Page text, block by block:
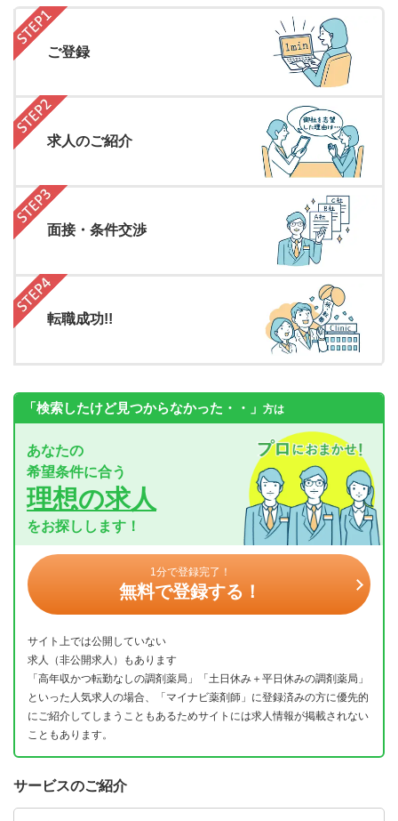
ご登録
求人のご紹介
面接・条件交渉
転職成功!!
「検索したけど見つからなかった・・」 方は
あなたの
希望条件に合う
理想の求人
をお探しします！
1分で登録完了！
無料で登録する！
サイト上では公開していない
求人（非公開求人）もあります
「高年収かつ転勤なしの調剤薬局」「土日休み＋平日休みの調剤薬局」
といった人気求人の場合、「マイナビ薬剤師」に登録済みの方に優先的
にご紹介してしまうこともあるためサイトには求人情報が掲載されない
こともあります。
サービスのご紹介